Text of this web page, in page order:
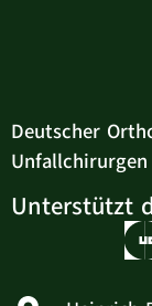
Deutscher
Unfallchirurgen
Unterstützt